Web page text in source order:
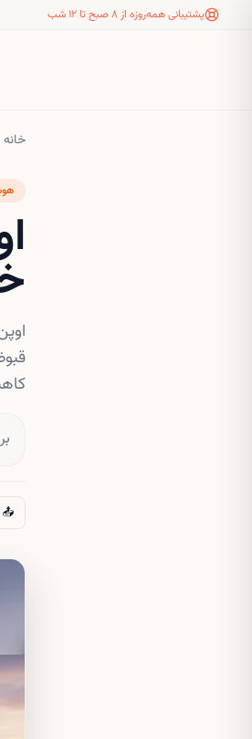
پشتیبانی همه‌روزه از ۸ صبح تا ۱۲ شب
خانه
📤